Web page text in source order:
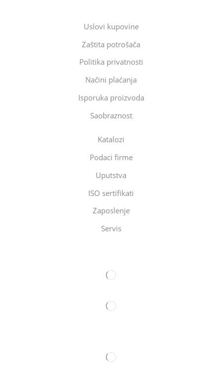
Uslovi kupovine
Zaštita potrošača
Politika privatnosti
Načini plaćanja
Isporuka proizvoda
Saobraznost
Katalozi
Podaci firme
Uputstva
ISO sertifikati
Zaposlenje
Servis